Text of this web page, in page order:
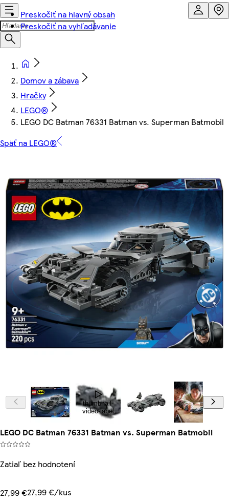
Preskočiť na hlavný obsah
Preskočiť na vyhľadávanie
Domov a zábava
Hračky
LEGO®
LEGO DC Batman 76331 Batman vs. Superman Batmobil
Späť na LEGO®
thumbnail-
video-label
LEGO DC Batman 76331 Batman vs. Superman Batmobil
Zatiaľ bez hodnotení
27,99 €27,99 €/kus